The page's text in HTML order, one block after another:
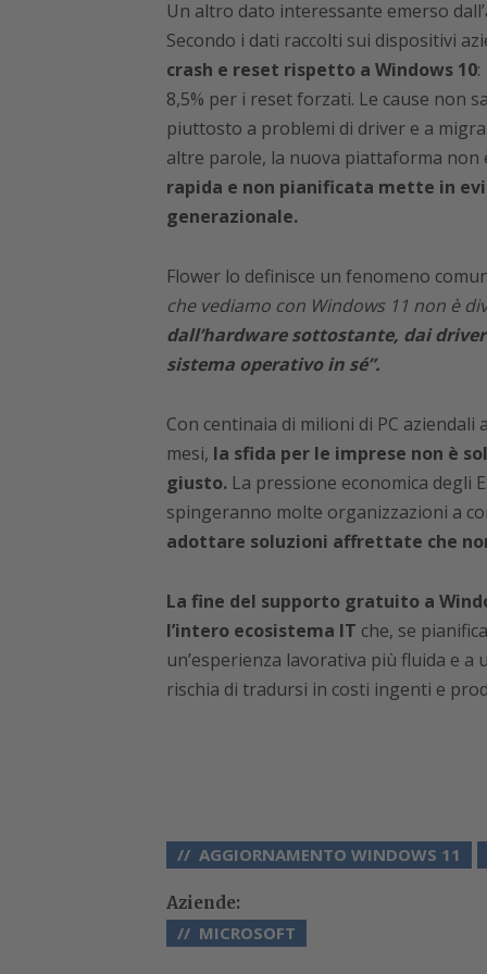
Un altro dato interessante emerso
Secondo i dati raccolti sui dispositivi
crash e reset rispetto a Windows 10:
8,5% per i reset forzati. Le cause non
piuttosto a problemi di driver e a
altre parole, la nuova piattaforma non
rapida e non pianificata mette in
generazionale.
Flower lo definisce un fenomeno
che vediamo con Windows 11 non è
dall’hardware sottostante, dai
sistema operativo in sé”.
Con centinaia di milioni di PC
mesi, la sfida per le imprese non è
giusto.La pressione economica degli
spingeranno molte organizzazioni a
adottare soluzioni affrettate che
La fine del supporto gratuito a
l’intero ecosistema IT che, se
un’esperienza lavorativa più fluida e
rischia di tradursi in costi ingenti e
AGGIORNAMENTO WINDOWS 11
Aziende:
MICROSOFT